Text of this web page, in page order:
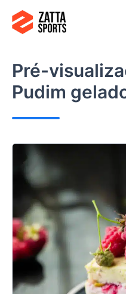
para
conteúdo
Pré-
Pudim